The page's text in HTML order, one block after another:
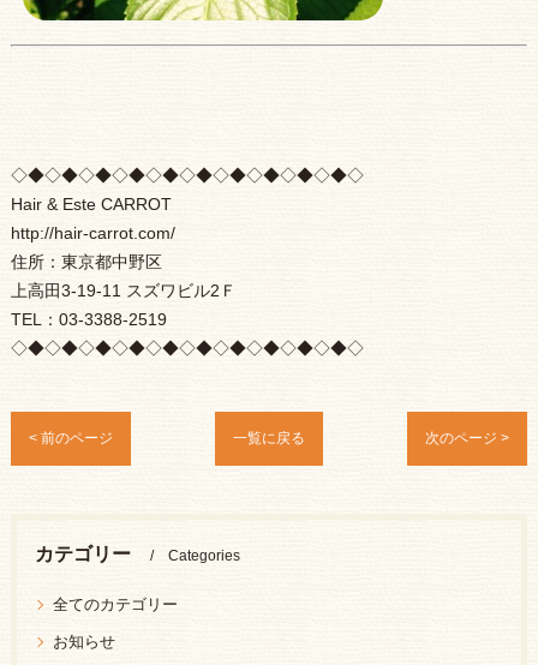
◇◆◇◆◇◆◇◆◇◆◇◆◇◆◇◆◇◆◇◆◇
Hair & Este CARROT
http://hair-carrot.com/
住所：東京都中野区
上高田3-19-11 スズワビル2Ｆ
TEL：03-3388-2519
◇◆◇◆◇◆◇◆◇◆◇◆◇◆◇◆◇◆◇◆◇
< 前のページ 一覧に戻る 次のページ >
カテゴリー Categories
全てのカテゴリー
お知らせ